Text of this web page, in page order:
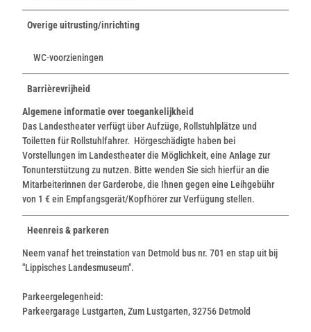
Overige uitrusting/inrichting
WC-voorzieningen
Barrièrevrijheid
Algemene informatie over toegankelijkheid
Das Landestheater verfügt über Aufzüge, Rollstuhlplätze und
Toiletten für Rollstuhlfahrer. Hörgeschädigte haben bei
Vorstellungen im Landestheater die Möglichkeit, eine Anlage zur
Tonunterstützung zu nutzen. Bitte wenden Sie sich hierfür an die
Mitarbeiterinnen der Garderobe, die Ihnen gegen eine Leihgebühr
von 1 € ein Empfangsgerät/Kopfhörer zur Verfügung stellen.
Heenreis & parkeren
Neem vanaf het treinstation van Detmold bus nr. 701 en stap uit bij
"Lippisches Landesmuseum".
Parkeergelegenheid:
Parkeergarage Lustgarten, Zum Lustgarten, 32756 Detmold